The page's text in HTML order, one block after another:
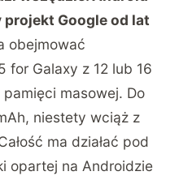
Google od lat
obejmować
for Galaxy z 12 lub 16
pamięci masowej. Do
niestety wciąż z
ma działać pod
opartej na Androidzie